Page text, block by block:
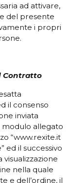
ad attivare,
del presente
i propri
Contratto
il consenso
inviata
modulo allegato
“www.rexite.it
ed il successivo
nella quale
e dell’ordine, il